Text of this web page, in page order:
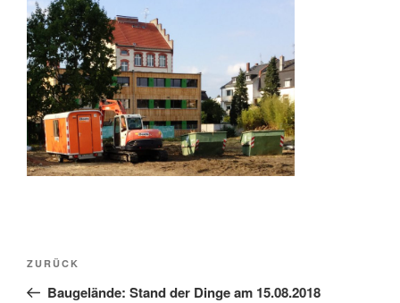
Beitragsnavigation
Vorheriger
Beitrag
ZURÜCK
Baugelände: Stand der Dinge am 15.08.2018